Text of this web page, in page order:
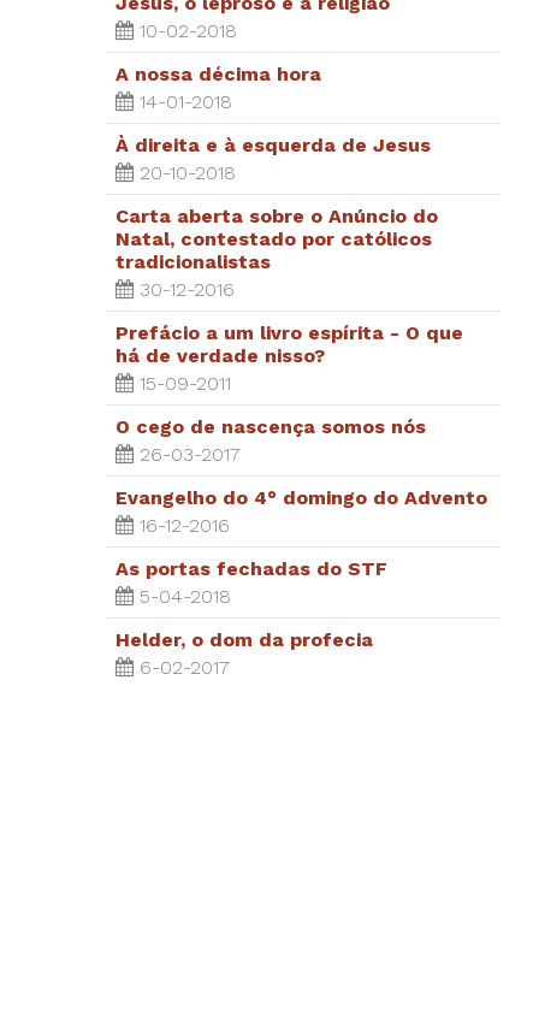
10-02-2018
A nossa décima hora
14-01-2018
À direita e à esquerda de Jesus
20-10-2018
Carta aberta sobre o Anúncio do
Natal, contestado por católicos
tradicionalistas
30-12-2016
Prefácio a um livro espírita - O que
há de verdade nisso?
15-09-2011
O cego de nascença somos nós
26-03-2017
Evangelho do 4° domingo do Advento
16-12-2016
As portas fechadas do STF
5-04-2018
Helder, o dom da profecia
6-02-2017